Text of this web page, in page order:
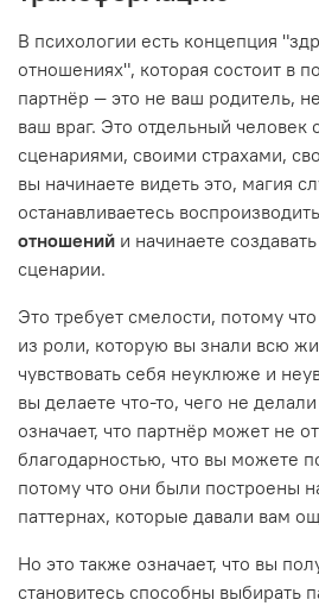
В психологии есть концепция
отношениях", которая состоит в
партнёр — это не ваш родитель,
ваш враг. Это отдельный человек
сценариями, своими страхами,
вы начинаете видеть это, магия
останавливаетесь воспроизводить
отношений и начинаете
сценарии.
Это требует смелости, потому
из роли, которую вы знали всю
чувствовать себя неуклюже и
вы делаете что-то, чего не
означает, что партнёр может не
благодарностью, что вы можете
потому что они были построены
паттернах, которые давали вам
Но это также означает, что вы
становитесь способны выбирать